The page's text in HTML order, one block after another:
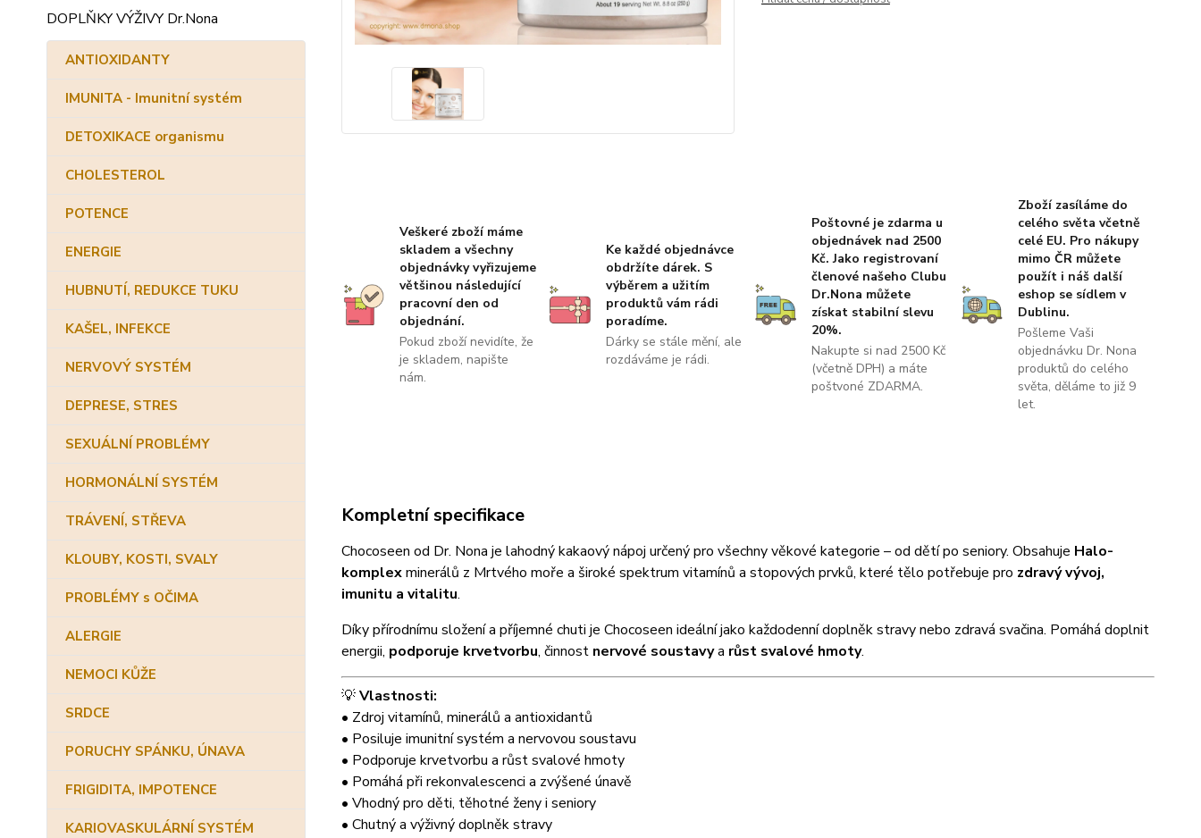
DOPLŇKY VÝŽIVY Dr.Nona
ANTIOXIDANTY
IMUNITA - Imunitní systém
DETOXIKACE organismu
CHOLESTEROL
POTENCE
ENERGIE
HUBNUTÍ, REDUKCE TUKU
KAŠEL, INFEKCE
NERVOVÝ SYSTÉM
DEPRESE, STRES
SEXUÁLNÍ PROBLÉMY
HORMONÁLNÍ SYSTÉM
TRÁVENÍ, STŘEVA
KLOUBY, KOSTI, SVALY
PROBLÉMY s OČIMA
ALERGIE
NEMOCI KŮŽE
SRDCE
PORUCHY SPÁNKU, ÚNAVA
FRIGIDITA, IMPOTENCE
KARIOVASKULÁRNÍ SYSTÉM
Veškeré zboží máme
skladem a všechny
objednávky vyřizujeme
většinou následující
pracovní den od
objednání.
Pokud zboží nevidíte, že
je skladem, napište
nám.
Ke každé objednávce
obdržíte dárek. S
výběrem a užitím
produktů vám rádi
poradíme.
Dárky se stále mění, ale
rozdáváme je rádi.
Poštovné je zdarma u
objednávek nad 2500
Kč. Jako registrovaní
členové našeho Clubu
Dr.Nona můžete
získat stabilní slevu
20%.
Nakupte si nad 2500 Kč
(včetně DPH) a máte
poštvoné ZDARMA.
Zboží zasíláme do
celého světa včetně
celé EU. Pro nákupy
mimo ČR můžete
použít i náš další
eshop se sídlem v
Dublinu.
Pošleme Vaši
objednávku Dr. Nona
produktů do celého
světa, děláme to již 9
let.
Kompletní specifikace
Chocoseen od Dr. Nona je lahodný kakaový nápoj určený pro všechny věkové kategorie – od dětí po seniory. Obsahuje Halo-
komplexminerálů z Mrtvého moře a široké spektrum vitamínů a stopových prvků, které tělo potřebuje pro zdravý vývoj,
imunitu a vitalitu.
Díky přírodnímu složení a příjemné chuti je Chocoseen ideální jako každodenní doplněk stravy nebo zdravá svačina. Pomáhá doplnit
energii, podporuje krvetvorbu, činnost nervové soustavya růst svalové hmoty.
💡Vlastnosti:
• Zdroj vitamínů, minerálů a antioxidantů
• Posiluje imunitní systém a nervovou soustavu
• Podporuje krvetvorbu a růst svalové hmoty
• Pomáhá při rekonvalescenci a zvýšené únavě
• Vhodný pro děti, těhotné ženy i seniory
• Chutný a výživný doplněk stravy